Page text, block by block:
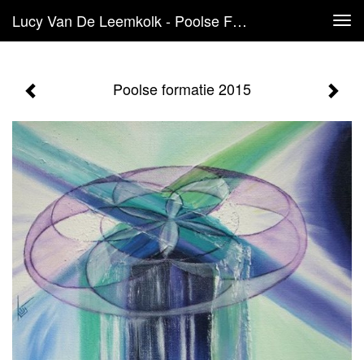
Lucy Van De Leemkolk - Poolse Formatie 2015
Poolse formatie 2015